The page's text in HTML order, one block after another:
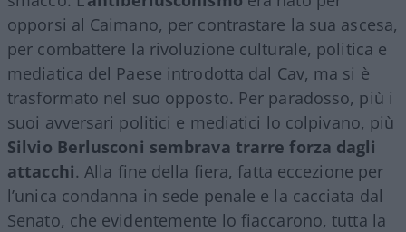
opporsi al Caimano, per contrastare la sua ascesa,
per combattere la rivoluzione culturale, politica e
mediatica del Paese introdotta dal Cav, ma si è
trasformato nel suo opposto. Per paradosso, più i
suoi avversari politici e mediatici lo colpivano, più
Silvio Berlusconi sembrava trarre forza dagli
attacchi. Alla fine della fiera, fatta eccezione per
l’unica condanna in sede penale e la cacciata dal
Senato, che evidentemente lo fiaccarono, tutta la